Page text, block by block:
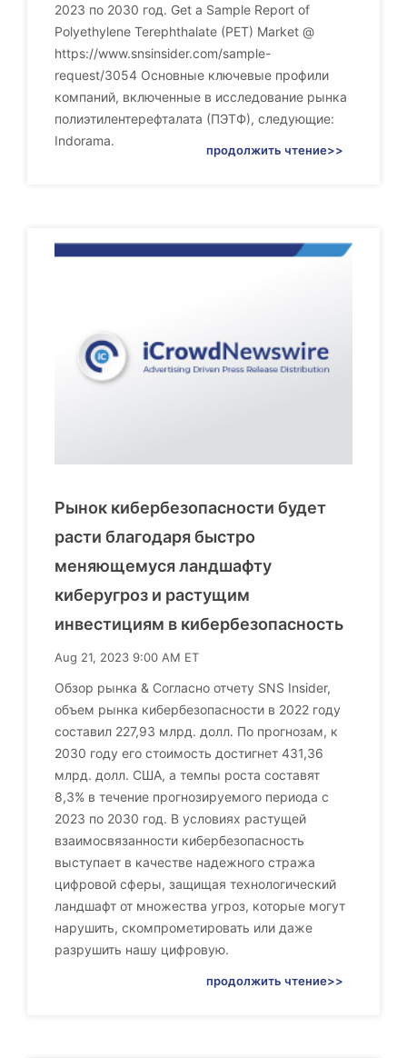
2023 по 2030 год. Get a Sample Report of
Polyethylene Terephthalate (PET) Market @
https://www.snsinsider.com/sample-
request/3054 Основные ключевые профили
компаний, включенные в исследование рынка
полиэтилентерефталата (ПЭТФ), следующие:
Indorama.
продолжить чтение>>
Рынок кибербезопасности будет
расти благодаря быстро
меняющемуся ландшафту
киберугроз и растущим
инвестициям в кибербезопасность
Aug 21, 2023 9:00 AM ET
Обзор рынка & Согласно отчету SNS Insider,
объем рынка кибербезопасности в 2022 году
составил 227,93 млрд. долл. По прогнозам, к
2030 году его стоимость достигнет 431,36
млрд. долл. США, а темпы роста составят
8,3% в течение прогнозируемого периода с
2023 по 2030 год. В условиях растущей
взаимосвязанности кибербезопасность
выступает в качестве надежного стража
цифровой сферы, защищая технологический
ландшафт от множества угроз, которые могут
нарушить, скомпрометировать или даже
разрушить нашу цифровую.
продолжить чтение>>